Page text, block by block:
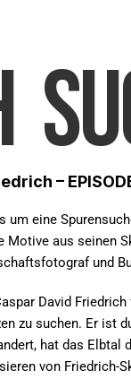
–
um eine
Motive aus seinen
und
David
zu suchen. Er ist
hat das Elbtal
von Friedrich-